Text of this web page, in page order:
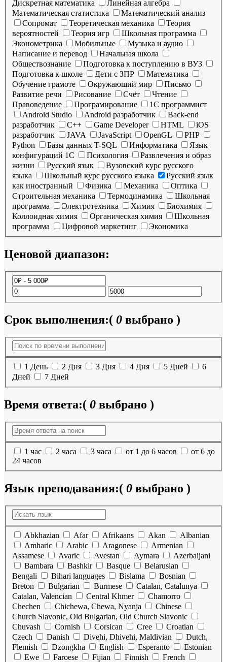
Дискретная математика
Линейная алгебра
Математическая статистика
Математический анализ
Сопромат
Теоретическая механика
Теория
вероятностей
Теория игр
Школьная программа
Эконометрика
Мобильные
Музыка и аудио
Написание и перевод
Начальная школа
Обществознание
Подготовка к поступлению в ВУЗ
Подготовка к школе
Дети с ЗПР
Математика
Обучение грамоте
Окружающий мир
Письмо
Развитие речи
Рисование Счёт
Чтение
Правоведение
Програмирование
1C программист
Android Studio
Android разработчик
Back-end
разработчик
C++ Game Developer HTML
iOS
разработчик
JAVA JavaScript OpenGL
PHP
Python
Базы данных T-SQL Информатика
Язык
конфигураций 1С
Психология
Развлечения и образ
жизни
Русский язык
Вузовский курс русского
языка
Школьный курс русского языка
Русский язык
как иностранный
Физика Механика
Оптика
Строительная механика
Термодинамика
Школьная
программа
Электротехника Химия
Биохимия
Коллоидная химия
Органическая химия
Школьная
программа
Цифровой маркетинг Экономика
Ценовой диапазон:
Срок выполнения:( 0 выбрано )
1 День 2 Дня 3 Дня 4 Дня 5 Дней
6
Дней
7 Дней
Время ответа:( 0 выбрано )
1 час 2 часа 3 часа от 1 до 6 часов
от 6 до
24 часов
Язык преподавания:( 0 выбрано )
Abkhazian Afar Afrikaans Akan
Albanian
Amharic
Arabic Aragonese
Armenian
Assamese
Avaric Avestan Aymara
Azerbaijani
Bambara
Bashkir Basque
Belarusian
Bengali
Bihari languages Bislama
Bosnian
Breton
Bulgarian Burmese
Catalan, Catalunya
Catalan, Valencian
Central Khmer
Chamorro
Chechen
Chichewa, Chewa, Nyanja
Chinese
Church Slavonic, Old Bulgarian, Old Church Slavonic
Chuvash
Cornish Corsican Cree
Croatian
Czech
Danish Divehi, Dhivehi, Maldivian
Dutch,
Flemish
Dzongkha English Esperanto
Estonian
Ewe
Faroese Fijian Finnish
French